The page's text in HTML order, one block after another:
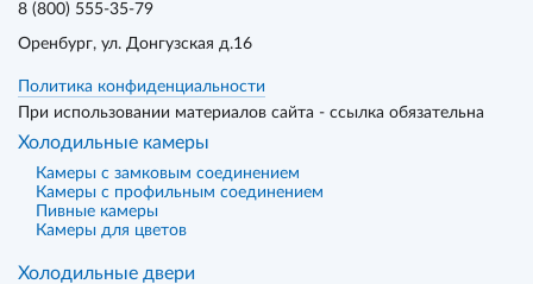
8 (800) 555-35-79
Оренбург, ул. Донгузская д.16
Политика конфиденциальности
При использовании материалов сайта - ссылка обязательна
Холодильные камеры
Камеры с замковым соединением
Камеры с профильным соединением
Пивные камеры
Камеры для цветов
Холодильные двери